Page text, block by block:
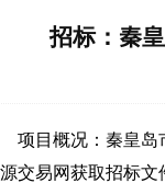
招标：秦
目概况：秦皇岛市
交易网获取招标